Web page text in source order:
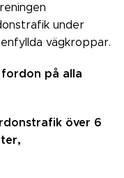
under
vägkroppar.
på alla
över 6